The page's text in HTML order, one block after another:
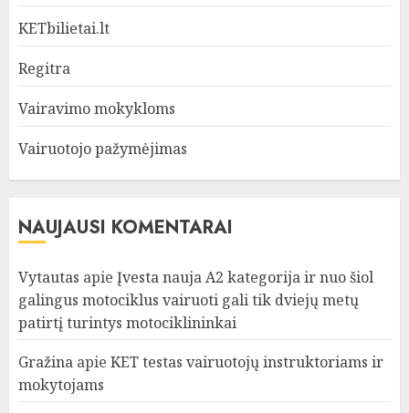
KETbilietai.lt
Regitra
Vairavimo mokykloms
Vairuotojo pažymėjimas
NAUJAUSI KOMENTARAI
Vytautas apie Įvesta nauja A2 kategorija ir nuo šiol
galingus motociklus vairuoti gali tik dviejų metų
patirtį turintys motociklininkai
Gražina apie KET testas vairuotojų instruktoriams ir
mokytojams